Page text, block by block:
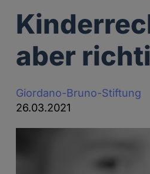
aber
Giordano-Bruno-Stiftung
26.03.2021